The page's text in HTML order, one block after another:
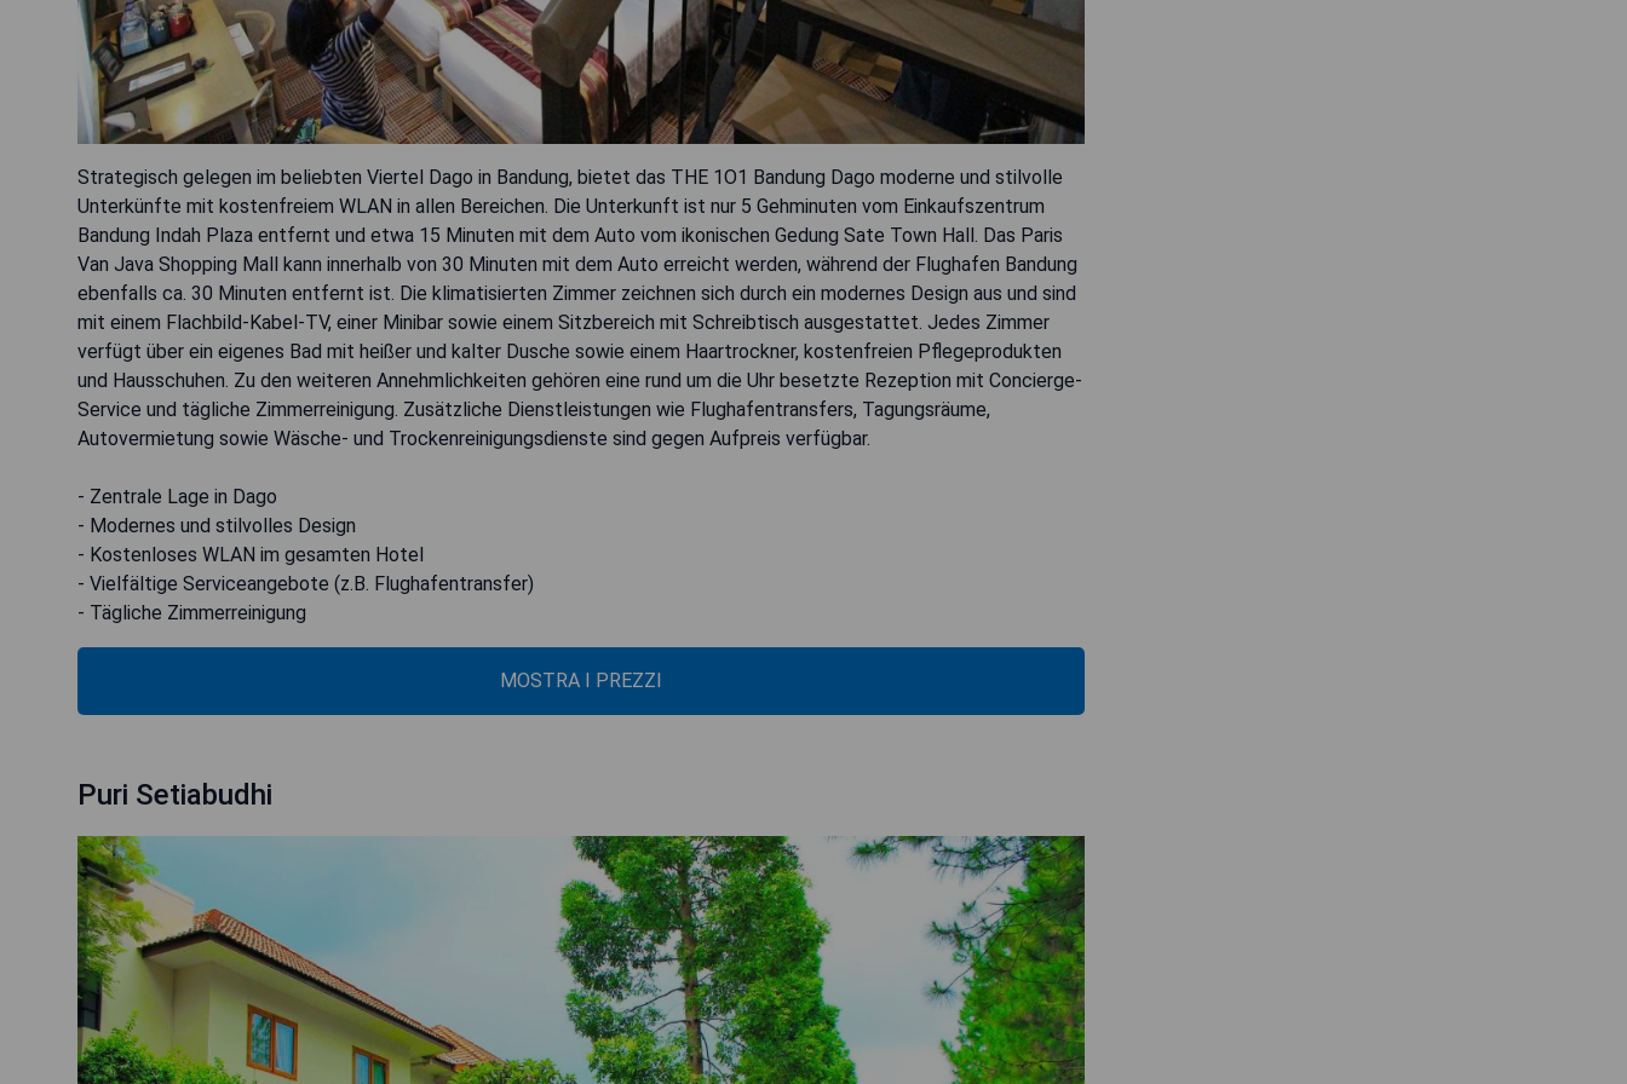
Strategisch gelegen im beliebten Viertel Dago in Bandung, bietet das THE 1O1 Bandung Dago moderne und stilvolle
Unterkünfte mit kostenfreiem WLAN in allen Bereichen. Die Unterkunft ist nur 5 Gehminuten vom Einkaufszentrum
Bandung Indah Plaza entfernt und etwa 15 Minuten mit dem Auto vom ikonischen Gedung Sate Town Hall. Das Paris
Van Java Shopping Mall kann innerhalb von 30 Minuten mit dem Auto erreicht werden, während der Flughafen Bandung
ebenfalls ca. 30 Minuten entfernt ist. Die klimatisierten Zimmer zeichnen sich durch ein modernes Design aus und sind
mit einem Flachbild-Kabel-TV, einer Minibar sowie einem Sitzbereich mit Schreibtisch ausgestattet. Jedes Zimmer
verfügt über ein eigenes Bad mit heißer und kalter Dusche sowie einem Haartrockner, kostenfreien Pflegeprodukten
und Hausschuhen. Zu den weiteren Annehmlichkeiten gehören eine rund um die Uhr besetzte Rezeption mit Concierge-
Service und tägliche Zimmerreinigung. Zusätzliche Dienstleistungen wie Flughafentransfers, Tagungsräume,
Autovermietung sowie Wäsche- und Trockenreinigungsdienste sind gegen Aufpreis verfügbar.
- Zentrale Lage in Dago
- Modernes und stilvolles Design
- Kostenloses WLAN im gesamten Hotel
- Vielfältige Serviceangebote (z.B. Flughafentransfer)
- Tägliche Zimmerreinigung
MOSTRA I PREZZI
Puri Setiabudhi